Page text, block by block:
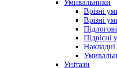
Умивальники
Врізні
Врізні
Підвісні
Унітази